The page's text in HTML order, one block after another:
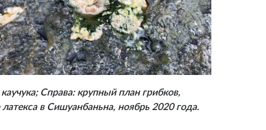
Справа: крупный план грибков,
в Сишуанбаньна, ноябрь 2020 года.